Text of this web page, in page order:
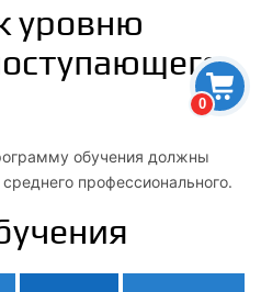
0
уровню
обучения должны
профессионального.